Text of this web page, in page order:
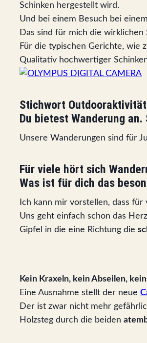
Schinken hergestellt wird.
Und bei einem Besuch bei einem
Das sind für mich die wirklichen
Für die typischen Gerichte, wie
Qualitativ hochwertiger
Stichwort
Du bietest Wanderung
Unsere Wanderungen sind für
Für viele hört sich
Was ist für dich das
Ich kann mir vorstellen, dass
Uns geht einfach schon das
Gipfel in die eine Richtung die
Kein Kraxeln, kein Abseilen,
Eine Ausnahme stellt der neue
Der ist zwar nicht mehr
Holzsteg durch die beiden